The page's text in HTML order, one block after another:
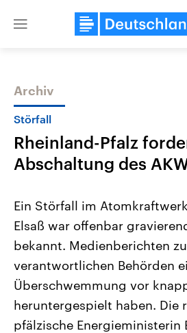
Close
Themen
USA
Aktuelle Beiträge, Analysen und
Hintergründe
Wirtschaftlich und militärisch
gehören die Vereinigten Staaten zu
den mächtigsten Ländern der Erde,
mit großem Einfluss auf das
aktuelle Weltgeschehen.
Archiv
Störfall
Rheinland-Pfalz
Abschaltung des
Ein Störfall im
Elsaß war offenbar
bekannt. Medienberichten
verantwortlichen Behörden
Überschwemmung vor
heruntergespielt haben. Die
pfälzische Energieministerin